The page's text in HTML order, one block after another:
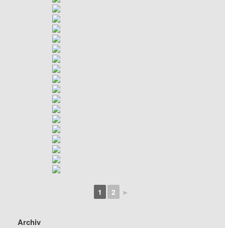
1 2 ►
Archiv